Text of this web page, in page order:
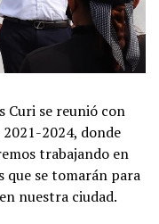
Curi se reunió con
2024, donde
trabajando en
que se tomarán para
nuestra ciudad.